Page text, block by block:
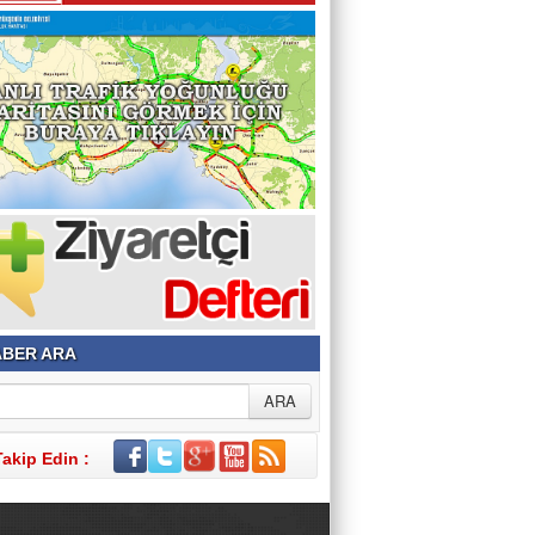
ARA
Edin :